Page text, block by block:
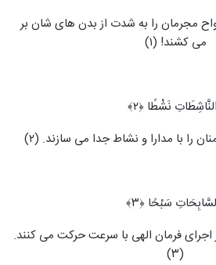
مجرمان را به شدت از بدن های شان بر
می‏ کشند! (۱)
نَشْطًا ﴿۲﴾
را با مدارا و نشاط جدا می ‏سازند. (۲)
سَبْحًا ﴿۳﴾
اجرای فرمان الهی با سرعت حرکت می‏ کنند.
(۳)